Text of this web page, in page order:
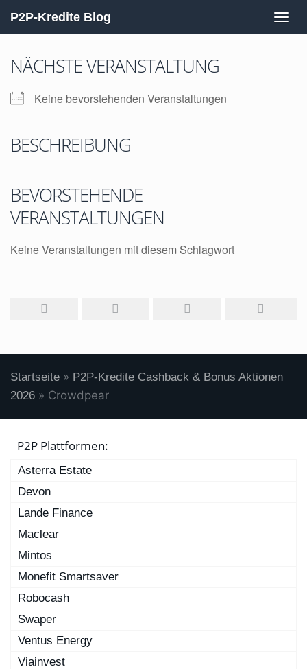
P2P-Kredite Blog
NÄCHSTE VERANSTALTUNG
Keine bevorstehenden Veranstaltungen
BESCHREIBUNG
BEVORSTEHENDE
VERANSTALTUNGEN
Keine Veranstaltungen mit diesem Schlagwort
Startseite » P2P-Kredite Cashback & Bonus Aktionen
2026 » Crowdpear
P2P Plattformen:
Asterra Estate
Devon
Lande Finance
Maclear
Mintos
Monefit Smartsaver
Robocash
Swaper
Ventus Energy
Viainvest